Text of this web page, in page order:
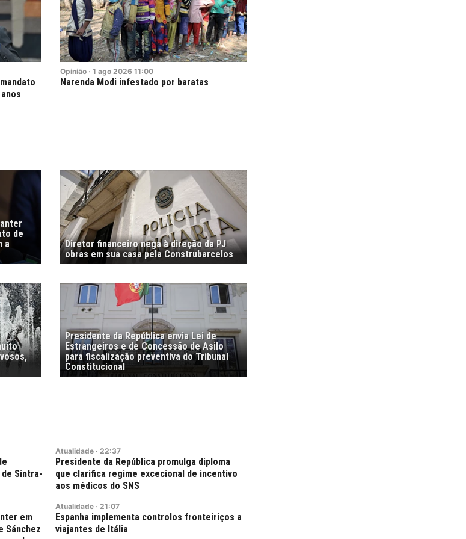
Opinião · 1 ago 2026 11:00
Narenda Modi infestado por baratas
de
a
Diretor financeiro nega à direção da PJ
obras em sua casa pela Construbarcelos
Presidente da República envia Lei de
Estrangeiros e de Concessão de Asilo
para fiscalização preventiva do Tribunal
Constitucional
Sintra-
Atualidade · 22:37
Presidente da República promulga diploma
que clarifica regime excecional de incentivo
aos médicos do SNS
em
Sánchez
Atualidade · 21:07
Espanha implementa controlos fronteiriços a
viajantes de Itália